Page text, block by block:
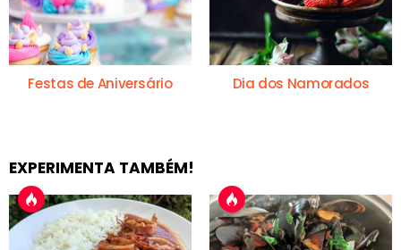
Festas de Aniversário Dia dos Namorados
EXPERIMENTA TAMBÉM!